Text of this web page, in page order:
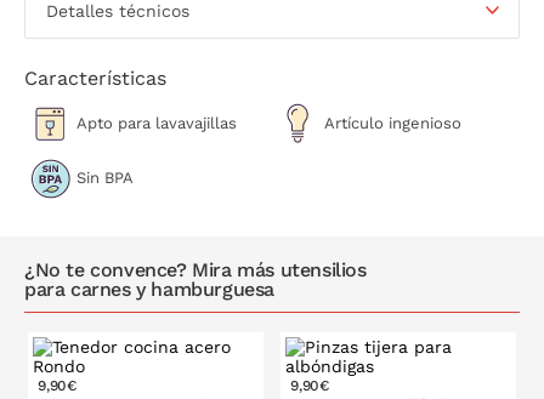
Detalles técnicos
Características
Apto para lavavajillas Artículo ingenioso
Sin BPA
¿No te convence? Mira más utensilios
para carnes y hamburguesa
9,90€ 9,90€